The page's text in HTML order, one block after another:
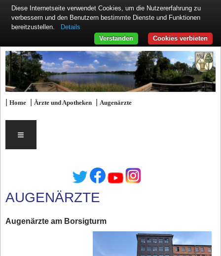
|Home |Ärzte und Apotheken |Augenärzte
≡
AUGENÄRZTE
Augenärzte am Borsigturm
Diese Internetseite verwendet Cookies, um die Nutzererfahrung zu
verbessern und den Benutzern bestimmte Dienste und Funktionen
bereitzustellen.
Details
Cookies verbieten
Verstanden